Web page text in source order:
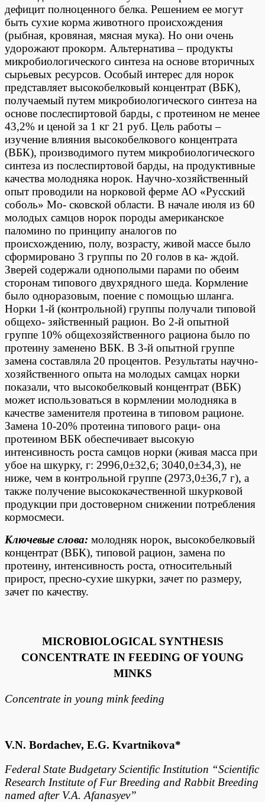
дефицит полноценного белка. Решением ее могут
быть сухие корма животного происхождения
(рыбная, кровяная, мясная мука). Но они очень
удорожают прокорм. Альтернатива – продукты
микробиологического синтеза на основе вторичных
сырьевых ресурсов. Особый интерес для норок
представляет высокобелковый концентрат (ВБК),
получаемый путем микробиологического синтеза на
основе послеспиртовой барды, с протеином не менее
43,2% и ценой за 1 кг 21 руб. Цель работы –
изучение влияния высокобелкового концентрата
(ВБК), производимого путем микробиологического
синтеза из послеспиртовой барды, на продуктивные
качества молодняка норок. Научно-хозяйственный
опыт проводили на норковой ферме АО «Русский
соболь» Мо- сковской области. В начале июля из 60
молодых самцов норок породы американское
паломино по принципу аналогов по
происхождению, полу, возрасту, живой массе было
сформировано 3 группы по 20 голов в ка- ждой.
Зверей содержали однополыми парами по обеим
сторонам типового двухрядного шеда. Кормление
было одноразовым, поение с помощью шланга.
Норки 1-й (контрольной) группы получали типовой
общехо- зяйственный рацион. Во 2-й опытной
группе 10% общехозяйственного рациона было по
протеину заменено ВБК. В 3-й опытной группе
замена составляла 20 процентов. Результаты научно-
хозяйственного опыта на молодых самцах норки
показали, что высокобелковый концентрат (ВБК)
может использоваться в кормлении молодняка в
качестве заменителя протеина в типовом рационе.
Замена 10-20% протеина типового раци- она
протеином ВБК обеспечивает высокую
интенсивность роста самцов норки (живая масса при
убое на шкурку, г: 2996,0±32,6; 3040,0±34,3), не
ниже, чем в контрольной группе (2973,0±36,7 г), а
также получение высококачественной шкурковой
продукции при достоверном снижении потребления
кормосмеси.
Ключевые слова: молодняк норок, высокобелковый
концентрат (ВБК), типовой рацион, замена по
протеину, интенсивность роста, относительный
прирост, пресно-сухие шкурки, зачет по размеру,
зачет по качеству.
MICROBIOLOGICAL SYNTHESIS
CONCENTRATE IN FEEDING OF YOUNG
MINKS
Concentrate in young mink feeding
V.N. Bordachev, E.G. Kvartnikova*
Federal State Budgetary Scientific Institution “Scientific
Research Institute of Fur Breeding and Rabbit Breeding
named after V.A. Afanasyev”